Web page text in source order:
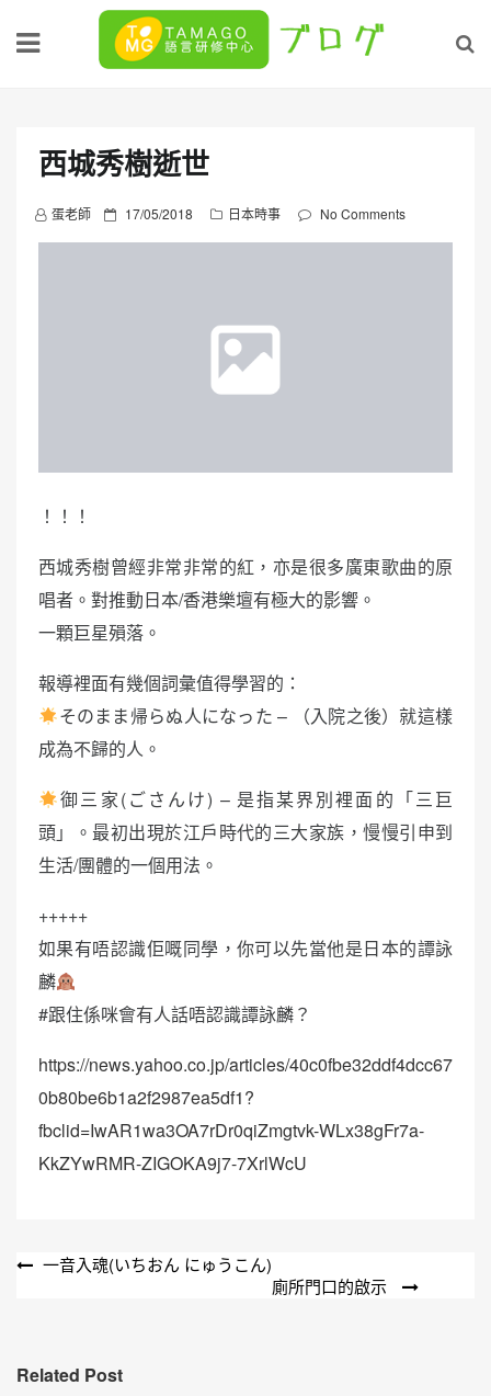
西城秀樹逝世
蛋老師
P
o
17/05/2018 日本時事 No Comments
！！！
西城秀樹曾經非常非常的紅，亦是很多廣東歌曲的原
唱者。對推動日本/香港樂壇有極大的影響。
一顆巨星殞落。
報導裡面有幾個詞彙值得學習的：
そのまま帰らぬ人になった – （入院之後）就這樣
成為不歸的人。
御三家(ごさんけ) – 是指某界別裡面的「三巨
頭」。最初出現於江戶時代的三大家族，慢慢引申到
生活/團體的一個用法。
+++++
如果有唔認識佢嘅同學，你可以先當他是日本的譚詠
麟
#跟住係咪會有人話唔認識譚詠麟？
https://news.yahoo.co.jp/articles/40c0fbe32ddf4dcc67
0b80be6b1a2f2987ea5df1?
fbclid=IwAR1wa3OA7rDr0qiZmgtvk-WLx38gFr7a-
KkZYwRMR-ZIGOKA9j7-7XrlWcU
文
覽
一音入魂(いちおん にゅうこん)
廁所門口的啟示
Related Post